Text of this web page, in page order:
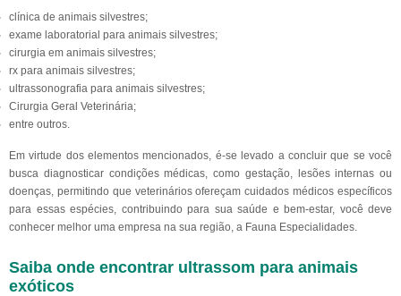
clínica de animais silvestres;
exame laboratorial para animais silvestres;
cirurgia em animais silvestres;
rx para animais silvestres;
ultrassonografia para animais silvestres;
Cirurgia Geral Veterinária;
entre outros.
Em virtude dos elementos mencionados, é-se levado a concluir que se você
busca diagnosticar condições médicas, como gestação, lesões internas ou
doenças, permitindo que veterinários ofereçam cuidados médicos específicos
para essas espécies, contribuindo para sua saúde e bem-estar, você deve
conhecer melhor uma empresa na sua região, a Fauna Especialidades.
Saiba onde encontrar ultrassom para animais
exóticos